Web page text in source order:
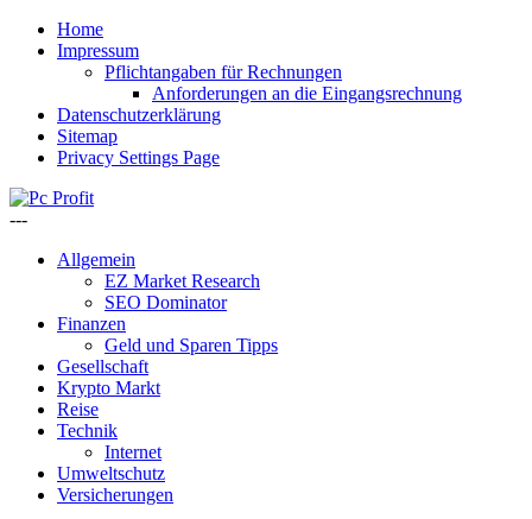
Home
Impressum
Pflichtangaben für Rechnungen
Anforderungen an die Eingangsrechnung
Datenschutzerklärung
Sitemap
Privacy Settings Page
---
Allgemein
EZ Market Research
SEO Dominator
Finanzen
Geld und Sparen Tipps
Gesellschaft
Krypto Markt
Reise
Technik
Internet
Umweltschutz
Versicherungen